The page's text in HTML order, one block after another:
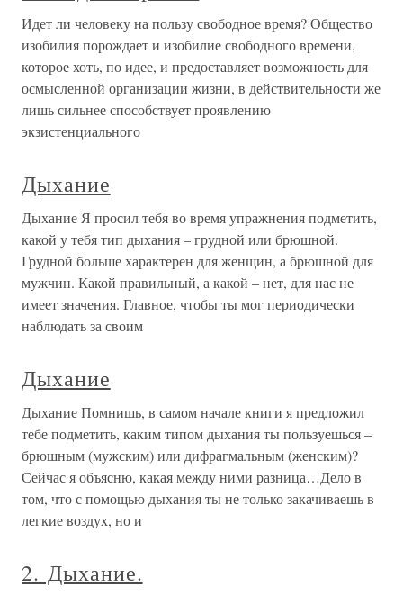
Идет ли человеку на пользу свободное время? Общество
изобилия порождает и изобилие свободного времени,
которое хоть, по идее, и предоставляет возможность для
осмысленной организации жизни, в действительности же
лишь сильнее способствует проявлению
экзистенциального
Дыхание
Дыхание Я просил тебя во время упражнения подметить,
какой у тебя тип дыхания – грудной или брюшной.
Грудной больше характерен для женщин, а брюшной для
мужчин. Какой правильный, а какой – нет, для нас не
имеет значения. Главное, чтобы ты мог периодически
наблюдать за своим
Дыхание
Дыхание Помнишь, в самом начале книги я предложил
тебе подметить, каким типом дыхания ты пользуешься –
брюшным (мужским) или дифрагмальным (женским)?
Сейчас я объясню, какая между ними разница…Дело в
том, что с помощью дыхания ты не только закачиваешь в
легкие воздух, но и
2. Дыхание.